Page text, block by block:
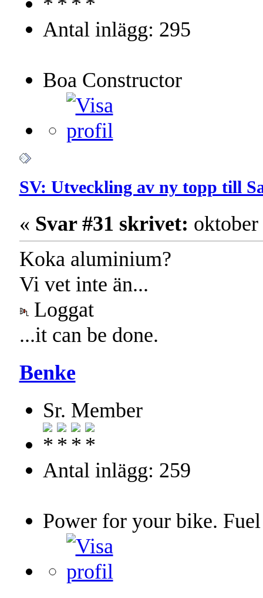
Antal inlägg: 295
Boa Constructor
SV: Utveckling av ny topp till
« Svar #31 skrivet:
Koka aluminium?
Vi vet inte än...
Loggat
...it can be done.
Benke
Sr. Member
Antal inlägg: 259
Power for your bike.